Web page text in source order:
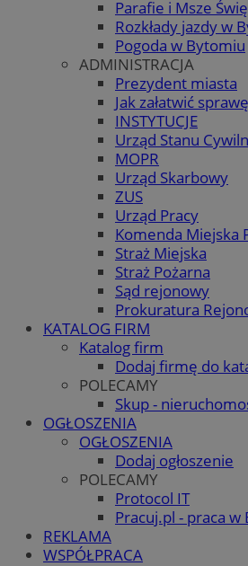
Parafie i Msze
Rozkłady jazdy w
Pogoda w Bytomiu
ADMINISTRACJA
Prezydent miasta
Jak załatwić
INSTYTUCJE
Urząd Stanu
MOPR
Urząd Skarbowy
ZUS
Urząd Pracy
Komenda Miejska
Straż Miejska
Straż Pożarna
Sąd rejonowy
Prokuratura
KATALOG FIRM
Katalog firm
Dodaj firmę do
POLECAMY
Skup -
OGŁOSZENIA
OGŁOSZENIA
Dodaj ogłoszenie
POLECAMY
Protocol IT
Pracuj.pl - praca w
REKLAMA
WSPÓŁPRACA